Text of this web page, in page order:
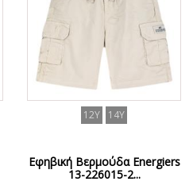
12Y 14Y
Εφηβική Βερμούδα Energiers
13-226015-2...